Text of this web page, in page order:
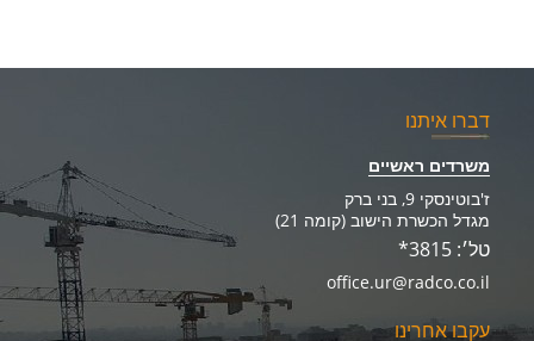
דברו איתנו
משרדים ראשיים
ז'בוטינסקי 9, בני ברק
מגדל הכשרת הישוב (קומה 21)
טל׳: 3815*
office.ur@radco.co.il
עקבו אחרינו